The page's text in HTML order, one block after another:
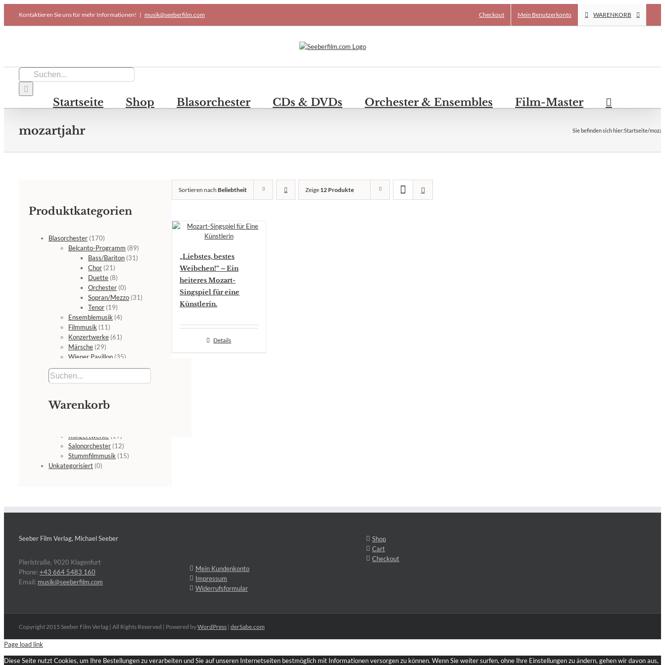
content
Kontaktieren Sie uns für mehr Informationen! | musik@seeberfilm.com Checkout Mein Benutzerkonto WARENKORB
Suche
nach:
Startseite Shop Blasorchester CDs & DVDs Orchester & Ensembles Film-Master
mozartjahr Sie befinden sich hier:Startseite/
Sortieren nachBeliebtheit Zeige 12 Produkte
„Liebstes, bestes
Weibchen!“ – Ein
heiteres Mozart-
Singspiel für eine
Künstlerin.
Details
Produktkategorien
Blasorchester (170)
Belcanto-Programm (89)
Bass/Bariton (31)
Chor (21)
Duette (8)
Orchester (0)
Sopran/Mezzo (31)
Tenor (19)
Ensemblemusik (4)
Filmmusik (11)
Konzertwerke (61)
Märsche (29)
Wiener Pavillon (35)
Bühne(1)
CDs - DVDs
Film-Master(7)
Konzertwerke (19)
Salonorchester (12)
Stummfilmmusik (15)
Unkategorisiert (0)
Warenkorb
Seeber Film Verlag, Michael Seeber
Pierlstraße, 9020 Klagenfurt
Phone:+43 664 5483 160
Email: musik@seeberfilm.com
Shop
Cart
Checkout
Mein Kundenkonto
Impressum
Widerrufsformular
Copyright 2015 Seeber Film Verlag | All Rights Reserved | Powered byWordPress | derSabe.com
Page load link
Diese Seite nutzt Cookies, um Ihre Bestellungen zu verarbeiten und Sie auf unseren Internetseiten bestmöglich mit Informationen versorgen zu können. Wenn Sie weiter surfen, ohne Ihre Einstellungen zu ändern, gehen wir davon aus,